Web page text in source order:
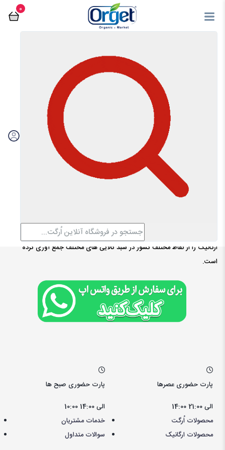
0
فروشگاه آنلاین اُرگت
آیکن های پایین صفحه
پشتیبانی آنلاین
پشتیبانی آنلاین
فروشگاه آنلاین اُرگت
طبیعی ، ارگانیک مارکت ( ٱرگت ) مجموعه ای از بهترین و کامل ترین محصولات
ارگانیک را از نقاط مختلف کشور در سبد کالایی های مختلف جمع آوری کرده
است.
پارت حضوری صبح ها
10:00 الی 14:00
پارت حضوری عصرها
14:00 الی 21:00
خدمات مشتریان
سوالات متداول
محصولات اُرگت
محصولات ارگانیک